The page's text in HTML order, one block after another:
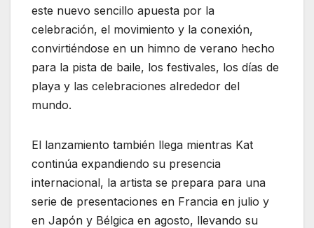
este nuevo sencillo apuesta por la
celebración, el movimiento y la conexión,
convirtiéndose en un himno de verano hecho
para la pista de baile, los festivales, los días de
playa y las celebraciones alrededor del
mundo.
El lanzamiento también llega mientras Kat
continúa expandiendo su presencia
internacional, la artista se prepara para una
serie de presentaciones en Francia en julio y
en Japón y Bélgica en agosto, llevando su